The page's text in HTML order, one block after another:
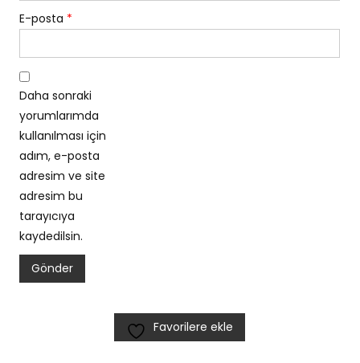
E-posta *
Daha sonraki
yorumlarımda
kullanılması için
adım, e-posta
adresim ve site
adresim bu
tarayıcıya
kaydedilsin.
Favorilere ekle